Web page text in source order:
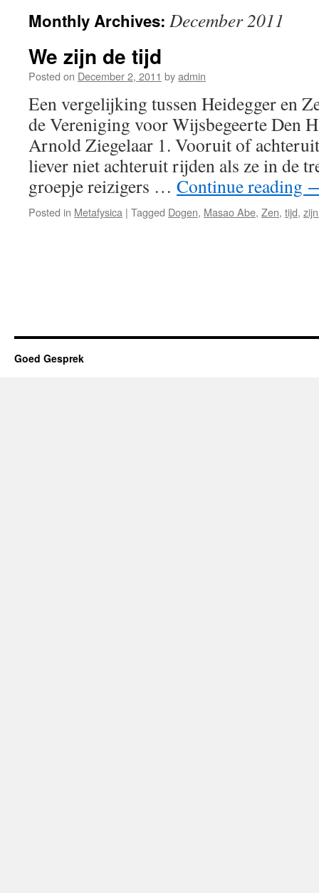
Monthly Archives: December 2011
We zijn de tijd
Posted on December 2, 2011 byadmin
Een vergelijking tussen Heidegger en
de Vereniging voor Wijsbegeerte Den
Arnold Ziegelaar 1. Vooruit of
liever niet achteruit rijden als ze in de
groepje reizigers … Continue reading
Posted in Metafysica | Tagged Dogen, Masao Abe, Zen, tijd,
Goed Gesprek